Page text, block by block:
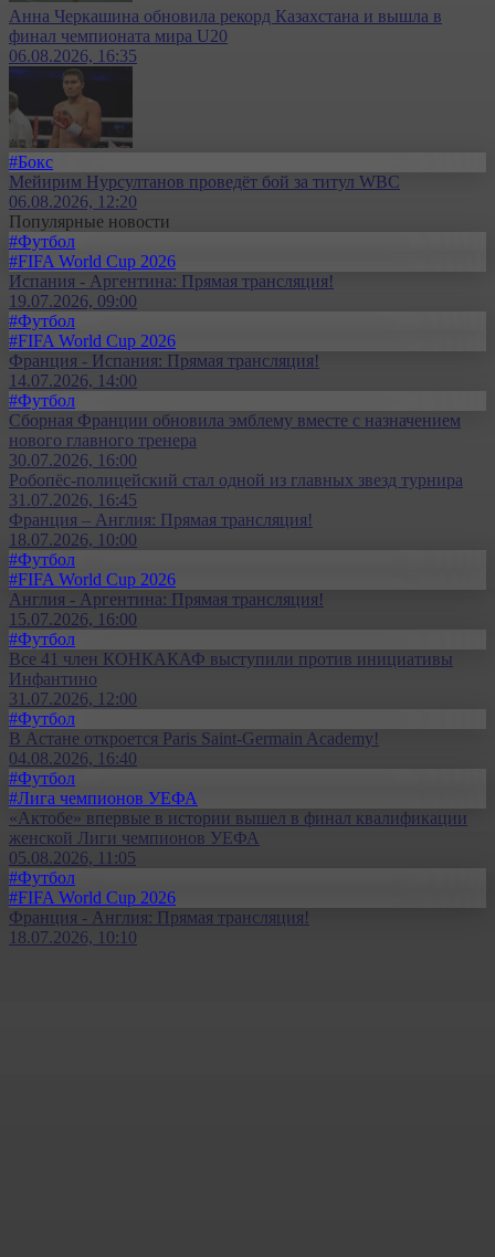
Анна Черкашина обновила рекорд Казахстана и вышла в
финал чемпионата мира U20
06.08.2026, 16:35
#Бокс
Мейирим Нурсултанов проведёт бой за титул WBC
06.08.2026, 12:20
Популярные новости
#Футбол
#FIFA World Cup 2026
Испания - Аргентина: Прямая трансляция!
19.07.2026, 09:00
#Футбол
#FIFA World Cup 2026
Франция - Испания: Прямая трансляция!
14.07.2026, 14:00
#Футбол
Сборная Франции обновила эмблему вместе с назначением
нового главного тренера
30.07.2026, 16:00
Робопёс-полицейский стал одной из главных звезд турнира
31.07.2026, 16:45
Франция – Англия: Прямая трансляция!
18.07.2026, 10:00
#Футбол
#FIFA World Cup 2026
Англия - Аргентина: Прямая трансляция!
15.07.2026, 16:00
#Футбол
Все 41 член КОНКАКАФ выступили против инициативы
Инфантино
31.07.2026, 12:00
#Футбол
В Астане откроется Paris Saint-Germain Academy!
04.08.2026, 16:40
#Футбол
#Лига чемпионов УЕФА
«Актобе» впервые в истории вышел в финал квалификации
женской Лиги чемпионов УЕФА
05.08.2026, 11:05
#Футбол
#FIFA World Cup 2026
Франция - Англия: Прямая трансляция!
18.07.2026, 10:10